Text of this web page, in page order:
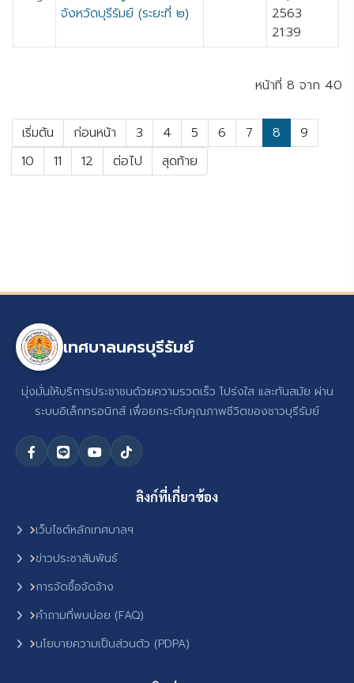
จังหวัดบุรีรัมย์ (ระยะที่ ๒)
2563
21:39
หน้าที่ 8 จาก 40
เริ่มต้น ก่อนหน้า 3 4 5 6 7 8
9
10
11 12 ต่อไป สุดท้าย
เทศบาลนครบุรีรัมย์
มุ่งมั่นให้บริการประชาชนด้วยความรวดเร็ว โปร่งใส และทันสมัย ผ่าน
ระบบอิเล็กทรอนิกส์ เพื่อยกระดับคุณภาพชีวิตของชาวบุรีรัมย์
ลิงก์ที่เกี่ยวข้อง
เว็บไซต์หลักเทศบาลฯ
ข่าวประชาสัมพันธ์
การจัดซื้อจัดจ้าง
คำถามที่พบบ่อย (FAQ)
นโยบายความเป็นส่วนตัว (PDPA)